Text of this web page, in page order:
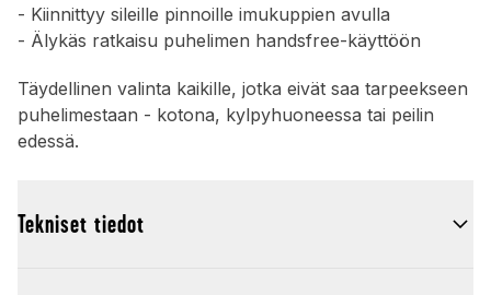
- Kiinnittyy sileille pinnoille imukuppien avulla
- Älykäs ratkaisu puhelimen handsfree-käyttöön
Täydellinen valinta kaikille, jotka eivät saa tarpeekseen
puhelimestaan - kotona, kylpyhuoneessa tai peilin
edessä.
Tekniset tiedot